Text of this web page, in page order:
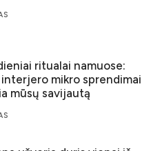
ritualai namuose:
interjero mikro sprendimai
mūsų savijautą